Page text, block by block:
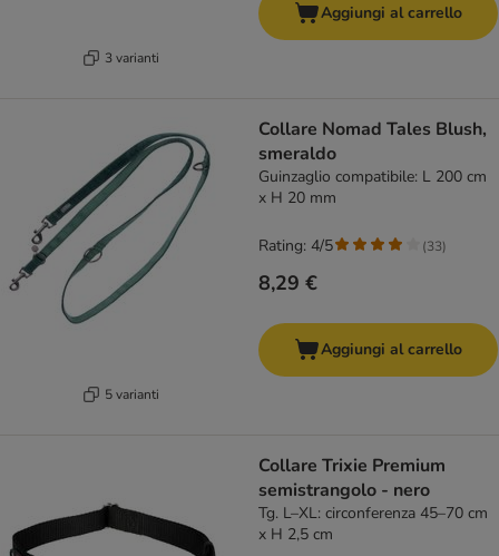
3 varianti
Aggiungi al carrello
5 varianti
Collare Nomad Tales Blush,
smeraldo
Guinzaglio compatibile: L 200 cm
x H 20 mm
8,29 €
Rating: 4/5 (33)
Aggiungi al carrello
Collare Trixie Premium
semistrangolo - nero
Tg. L–XL: circonferenza 45–70 cm
x H 2,5 cm